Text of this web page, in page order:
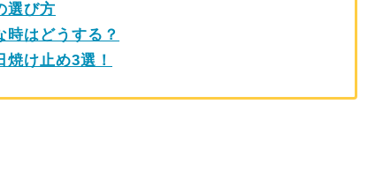
選び方
時はどうする？
焼け止め3選！